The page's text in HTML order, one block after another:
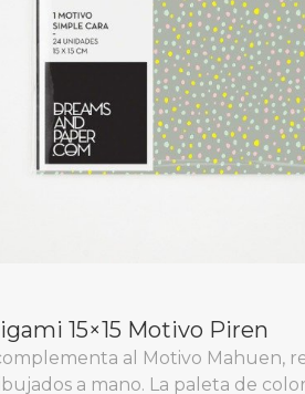
15×15 Motivo Piren
al Motivo Mahuen,
a mano. La paleta de